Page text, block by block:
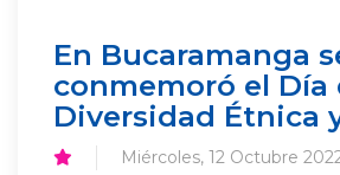
En Bucaramanga
conmemoró el Día
Diversidad Étnica
Miércoles, 12 Octubre